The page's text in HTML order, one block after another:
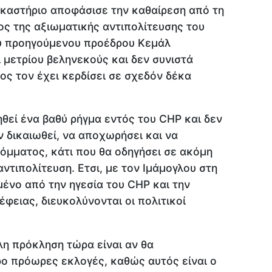
αποφάσισε την καθαίρεση από τη
της αξιωματικής αντιπολίτευσης του
προηγούμενου προέδρου Κεμάλ
βεληνεκούς και δεν συνιστά
τον έχει κερδίσει σε σχεδόν δέκα
ένα βαθύ ρήγμα εντός του CHP και δεν
να αποχωρήσει και να
κάτι που θα οδηγήσει σε ακόμη
Ετσι, με τον Ιμάμογλου στη
από την ηγεσία του CHP και την
διευκολύνονται οι πολιτικοί
πρόκληση τώρα είναι αν θα
πρόωρες εκλογές, καθώς αυτός είναι ο